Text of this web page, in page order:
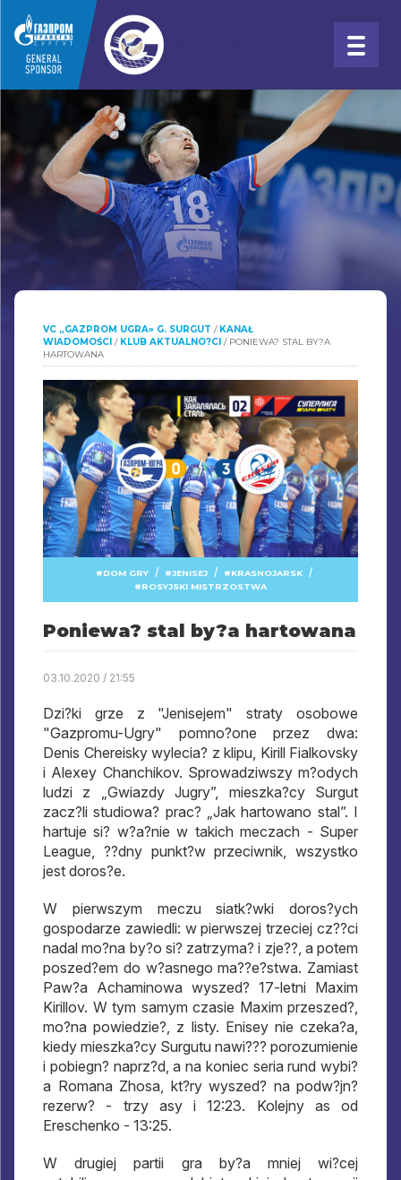
VC „GAZPROM UGRA» G. SURGUT / KANAŁ
WIADOMOŚCI / KLUB AKTUALNO?CI / PONIEWA? STAL BY?A
HARTOWANA
DOM GRY / JENISEJ / KRASNOJARSK /
ROSYJSKI MISTRZOSTWA
Poniewa? stal by?a hartowana
03.10.2020 / 21:55
Dzi?ki grze z "Jenisejem" straty osobowe
"Gazpromu-Ugry" pomno?one przez dwa:
Denis Chereisky wylecia? z klipu, Kirill Fialkovsky
i Alexey Chanchikov. Sprowadziwszy m?odych
ludzi z „Gwiazdy Jugry”, mieszka?cy Surgut
zacz?li studiowa? prac? „Jak hartowano stal”. I
hartuje si? w?a?nie w takich meczach - Super
League, ??dny punkt?w przeciwnik, wszystko
jest doros?e.
W pierwszym meczu siatk?wki doros?ych
gospodarze zawiedli: w pierwszej trzeciej cz??ci
nadal mo?na by?o si? zatrzyma? i zje??, a potem
poszed?em do w?asnego ma??e?stwa. Zamiast
Paw?a Achaminowa wyszed? 17-letni Maxim
Kirillov. W tym samym czasie Maxim przeszed?,
mo?na powiedzie?, z listy. Enisey nie czeka?a,
kiedy mieszka?cy Surgutu nawi??? porozumienie
i pobiegn? naprz?d, a na koniec seria rund wybi?
a Romana Zhosa, kt?ry wyszed? na podw?jn?
rezerw? - trzy asy i 12:23. Kolejny as od
Ereschenko - 13:25.
W drugiej partii gra by?a mniej wi?cej